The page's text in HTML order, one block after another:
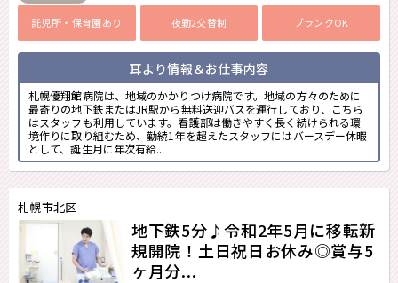
託児所・保育園あり 夜勤2交替制 ブランクOK
耳より情報＆お仕事内容
札幌優翔館病院は、地域のかかりつけ病院です。地域の方々のために
最寄りの地下鉄またはJR駅から無料送迎バスを運行しており、こちら
はスタッフも利用しています。看護部は働きやすく長く続けられる環
境作りに取り組むため、勤続1年を超えたスタッフにはバースデー休暇
として、誕生月に年次有給...
札幌市北区
地下鉄5分♪令和2年5月に移転新
規開院！土日祝日お休み◎賞与5
ヶ月分...